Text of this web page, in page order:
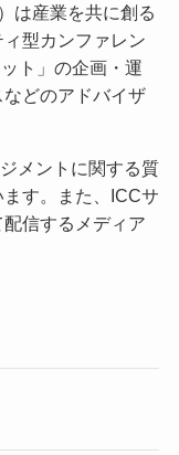
は産業を共に創る
型カンファレン
ト」の企画・運
どのアドバイザ
メントに関する質
す。また、ICCサ
信するメディア